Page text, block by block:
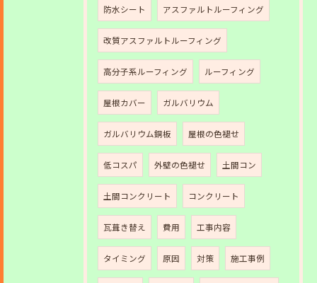
防水シート アスファルトルーフィング
改質アスファルトルーフィング
高分子系ルーフィング ルーフィング
屋根カバー ガルバリウム
ガルバリウム銅板 屋根の色褪せ
低コスパ 外壁の色褪せ 土間コン
土間コンクリート コンクリート
瓦葺き替え 費用 工事内容
タイミング 原因 対策 施工事例